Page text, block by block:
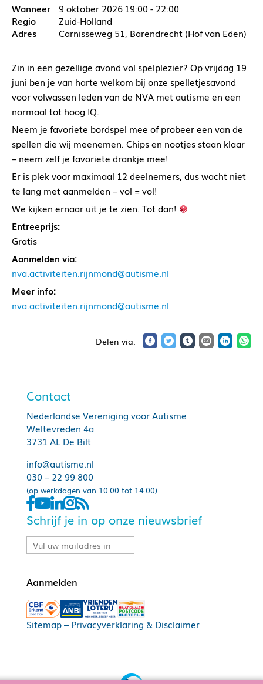
9 oktober 2026 19:00 - 22:00
Zuid-Holland
Carnisseweg 51, Barendrecht (Hof van Eden)
Zin in een gezellige avond vol spelplezier? Op vrijdag 19
juni ben je van harte welkom bij onze spelletjesavond
voor volwassen leden van de NVA met autisme en een
normaal tot hoog IQ.
Neem je favoriete bordspel mee of probeer een van de
spellen die wij meenemen. Chips en nootjes staan klaar
– neem zelf je favoriete drankje mee!
Er is plek voor maximaal 12 deelnemers, dus wacht niet
te lang met aanmelden – vol = vol!
We kijken ernaar uit je te zien. Tot dan!
Entreeprijs:
Gratis
Aanmelden via:
nva.activiteiten.rijnmond@autisme.nl
Meer info:
nva.activiteiten.rijnmond@autisme.nl
Contact
Nederlandse Vereniging voor Autisme
Weltevreden 4a
3731 AL De Bilt
info@autisme.nl
030 – 22 99 800
(op werkdagen van 10.00 tot 14.00)
Schrijf je in op onze nieuwsbrief
Sitemap– Privacyverklaring & Disclaimer